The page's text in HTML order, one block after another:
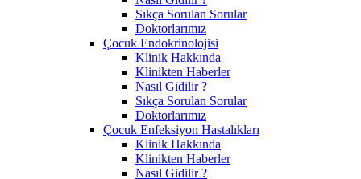
Sıkça Sorulan Sorular
Doktorlarımız
Çocuk Endokrinolojisi
Klinik Hakkında
Klinikten Haberler
Nasıl Gidilir ?
Sıkça Sorulan Sorular
Doktorlarımız
Çocuk Enfeksiyon Hastalıkları
Klinik Hakkında
Klinikten Haberler
Nasıl Gidilir ?